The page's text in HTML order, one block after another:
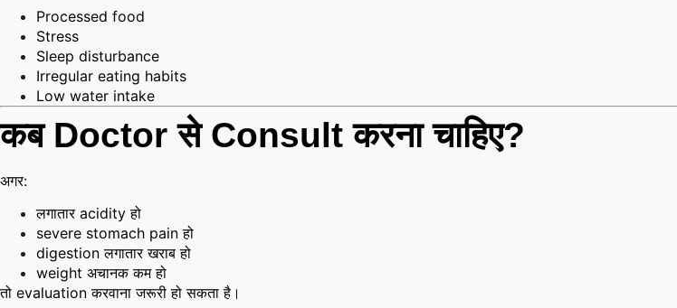
Processed food
Stress
Sleep disturbance
Irregular eating habits
Low water intake
कब Doctor से Consult करना चाहिए?
अगर:
लगातार acidity हो
severe stomach pain हो
digestion लगातार खराब हो
weight अचानक कम हो
तो evaluation करवाना जरूरी हो सकता है।